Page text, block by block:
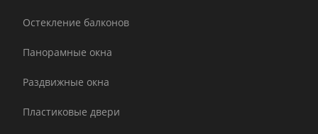
Остекление балконов
Панорамные окна
Раздвижные окна
Пластиковые двери